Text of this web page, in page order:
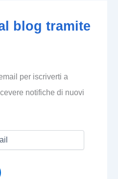
blog tramite
per iscriverti a
notifiche di nuovi